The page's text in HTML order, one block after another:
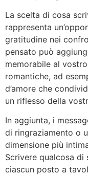
La scelta di cosa
rappresenta
gratitudine nei
pensato può
memorabile al
romantiche, ad
d’amore che
un riflesso della
In aggiunta, i
di ringraziamento o
dimensione più
Scrivere qualcosa
ciascun posto a